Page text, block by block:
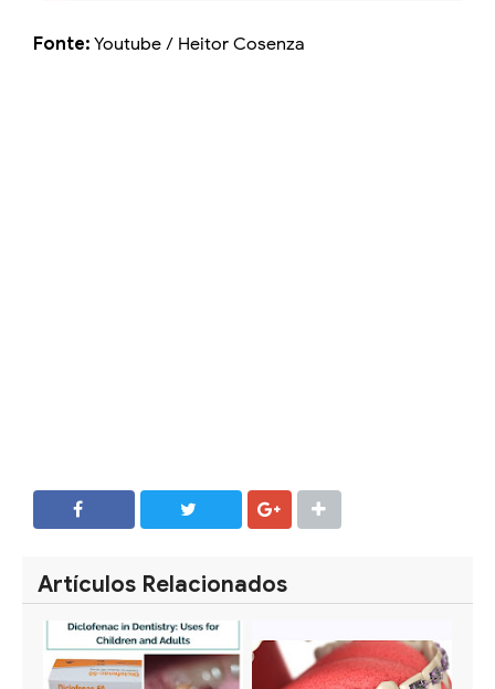
Fonte: Youtube / Heitor Cosenza
Artículos Relacionados